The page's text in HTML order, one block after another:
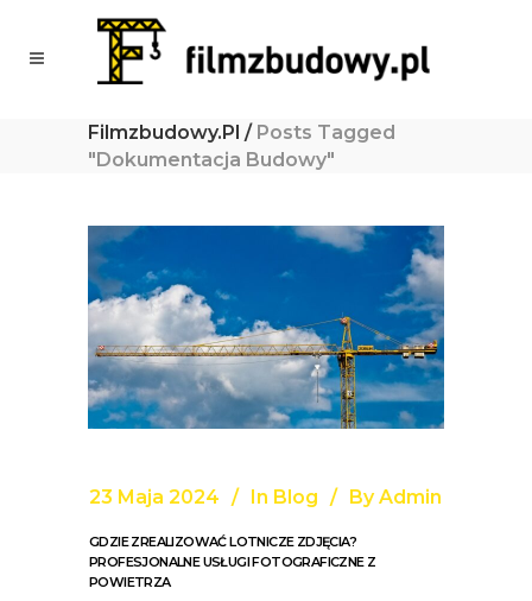
Filmzbudowy.pl / Posts Tagged
"dokumentacja Budowy"
23 Maja 2024 In Blog By Admin
GDZIE ZREALIZOWAĆ LOTNICZE ZDJĘCIA?
PROFESJONALNE USŁUGI FOTOGRAFICZNE Z
POWIETRZA